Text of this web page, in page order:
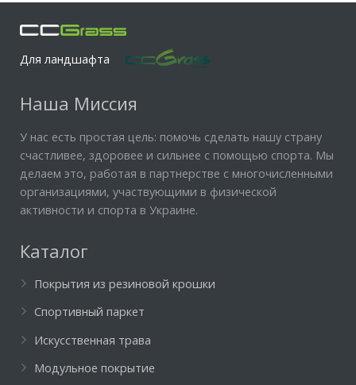
Для ландшафта
Наша Миссия
У нас есть простая цель: помочь сделать нашу страну
счастливее, здоровее и сильнее с помощью спорта. Мы
делаем это, работая в партнерстве с многочисленными
организациями, участвующими в физической
активности и спорта в Украине.
Каталог
Покрытия из резиновой крошки
Спортивный паркет
Искусственная трава
Модульное покрытие